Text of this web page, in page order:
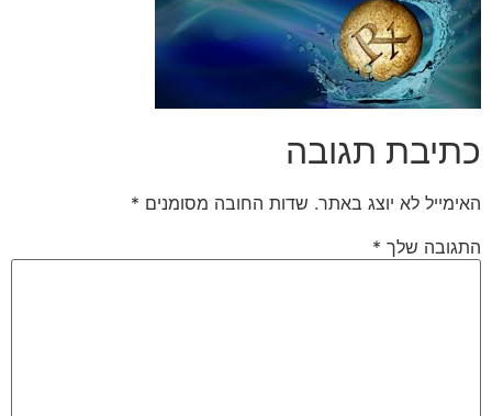
כתיבת תגובה
האימייל לא יוצג באתר. שדות החובה מסומנים *
התגובה שלך *